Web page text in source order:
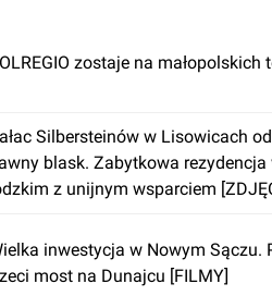
zostaje na małopolskich
Silbersteinów w Lisowicach
blask. Zabytkowa rezydencja
z unijnym wsparciem
inwestycja w Nowym Sączu.
most na Dunajcu [FILMY]